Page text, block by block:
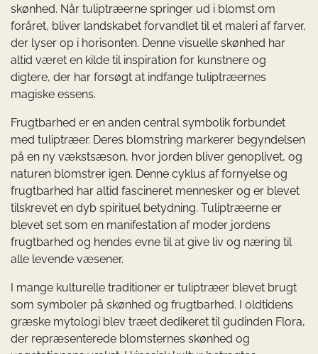
skønhed. Når tuliptræerne springer ud i blomst om
foråret, bliver landskabet forvandlet til et maleri af farver,
der lyser op i horisonten. Denne visuelle skønhed har
altid været en kilde til inspiration for kunstnere og
digtere, der har forsøgt at indfange tuliptræernes
magiske essens.
Frugtbarhed er en anden central symbolik forbundet
med tuliptræer. Deres blomstring markerer begyndelsen
på en ny vækstsæson, hvor jorden bliver genoplivet, og
naturen blomstrer igen. Denne cyklus af fornyelse og
frugtbarhed har altid fascineret mennesker og er blevet
tilskrevet en dyb spirituel betydning. Tuliptræerne er
blevet set som en manifestation af moder jordens
frugtbarhed og hendes evne til at give liv og næring til
alle levende væsener.
I mange kulturelle traditioner er tuliptræer blevet brugt
som symboler på skønhed og frugtbarhed. I oldtidens
græske mytologi blev træet dedikeret til gudinden Flora,
der repræsenterede blomsternes skønhed og